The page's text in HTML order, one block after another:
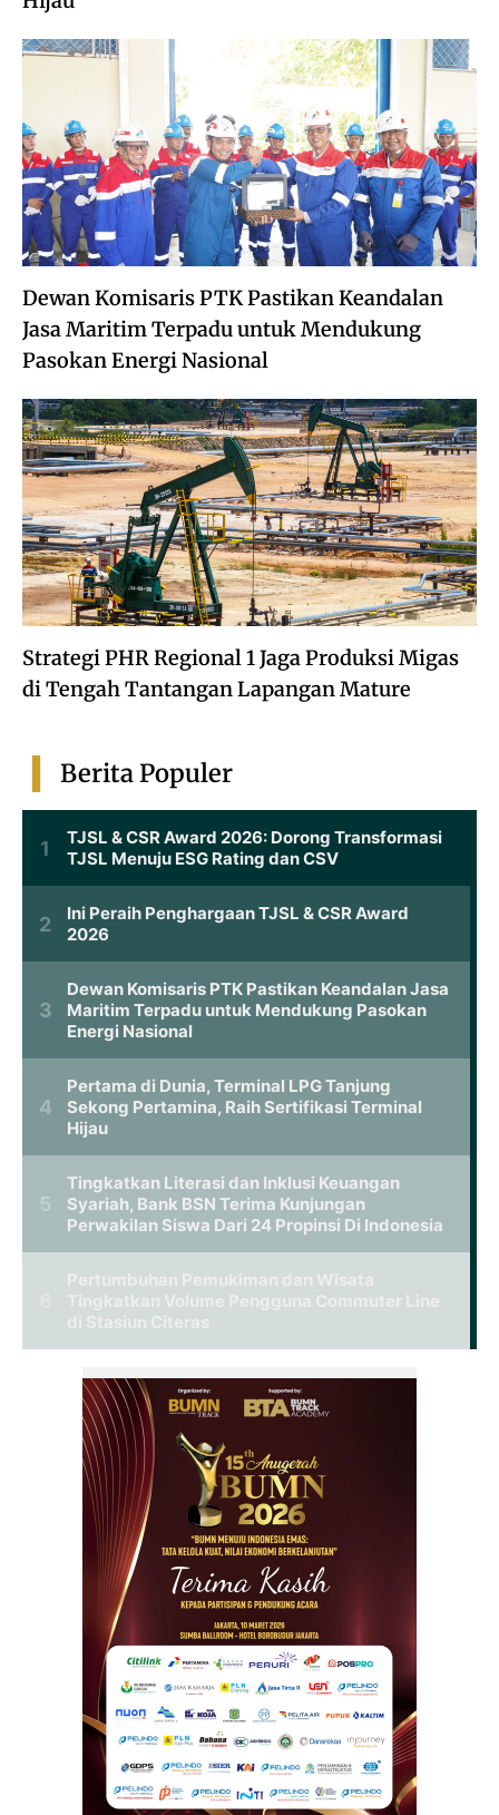
Dewan Komisaris PTK Pastikan Keandalan
Jasa Maritim Terpadu untuk Mendukung
Pasokan Energi Nasional
Strategi PHR Regional 1 Jaga Produksi Migas
di Tengah Tantangan Lapangan Mature
Berita Populer